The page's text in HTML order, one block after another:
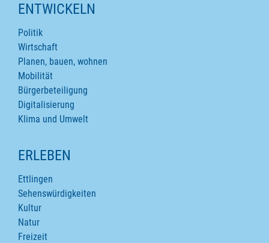
ENTWICKELN
Politik
Wirtschaft
Planen, bauen, wohnen
Mobilität
Bürgerbeteiligung
Digitalisierung
Klima und Umwelt
ERLEBEN
Ettlingen
Sehenswürdigkeiten
Kultur
Natur
Freizeit